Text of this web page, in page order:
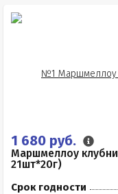
1 680 руб.
Маршмеллоу
21шт*20г)
Срок годности